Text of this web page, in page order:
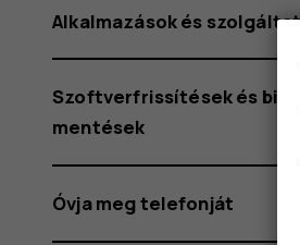
Alkalmazások és
Szoftverfrissítések és
mentések
Óvja meg telefonját